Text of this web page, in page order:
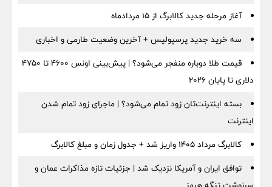
آغاز مرحله جدید کالابرگ از ۱۵ مردادماه
سه خرید جدید پرسپولیس + آخرین وضعیت طارمی و اخباری
قیمت طلا دوباره منفجر می‌شود؟ | پیش‌بینی اونس ۴۶۰۰ تا ۴۷۵۰
دلاری تا پایان ۲۰۲۶
بسته اینترنت‌تان زود تمام می‌شود؟ | ماجرای زود تمام شدن
اینترنت
کالابرگ مرداد ۱۴۰۵ واریز شد + جدول زمان و مبلغ کالابرگ
توافق ایران و آمریکا نزدیک شد | جزئیات تازه مذاکرات عمان و